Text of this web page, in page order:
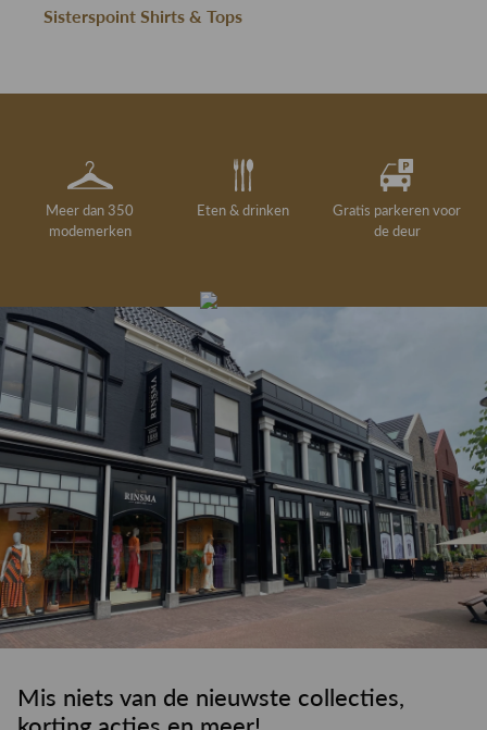
Sisterspoint Shirts & Tops
Meer dan 350
modemerken
Eten & drinken
Gratis parkeren voor
de deur
drankje
Gratis retourneren in
de winkel
Deskundig
kledingadvies
Mis niets van de nieuwste collecties,